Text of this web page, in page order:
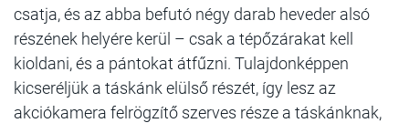
csatja, és az abba befutó négy darab heveder alsó
részének helyére kerül – csak a tépőzárakat kell
kioldani, és a pántokat átfűzni. Tulajdonképpen
kicseréljük a táskánk elülső részét, így lesz az
akciókamera felrögzítő szerves része a táskánknak,